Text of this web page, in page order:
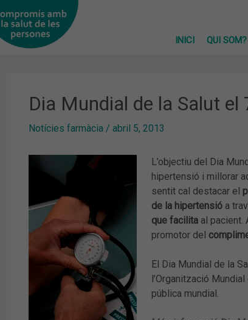
INICI
QUI SOM?
Dia Mundial de la Salut el
Notícies farmàcia/ abril 5, 2013
L’objectiu del Dia
hipertensió i millorar
sentit cal destacar el
de la hipertensióa
que facilita al pacient.
promotor del
El Dia Mundial de la
l’Organització
pública mundial.